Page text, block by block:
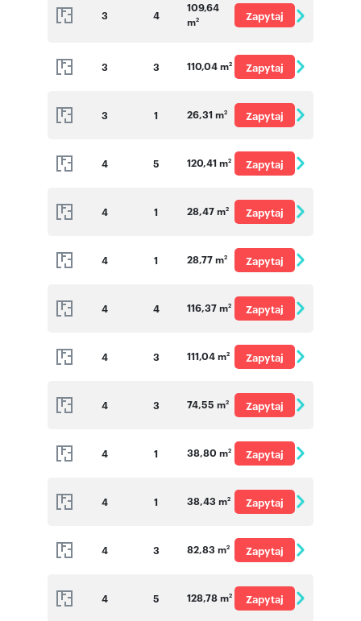
3 4
109,64
m2
Zapytaj
3 3 110,04 m2
Zapytaj
3 1 26,31 m2
Zapytaj
4 5 120,41 m2
Zapytaj
4 1 28,47 m2
Zapytaj
4 1 28,77 m2
Zapytaj
4 4 116,37 m2
Zapytaj
4 3 111,04 m2
Zapytaj
4 3 74,55 m2
Zapytaj
4 1 38,80 m2
Zapytaj
4 1 38,43 m2
Zapytaj
4 3 82,83 m2
Zapytaj
4 5 128,78 m2
Zapytaj